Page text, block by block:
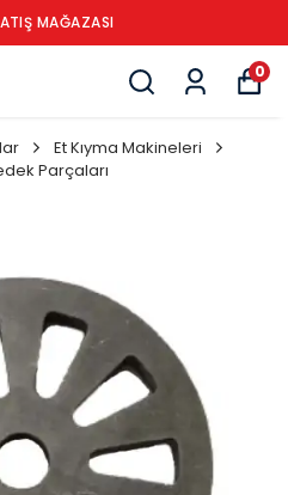
MAĞAZASI
0
Et Kıyma Makineleri
Parçaları